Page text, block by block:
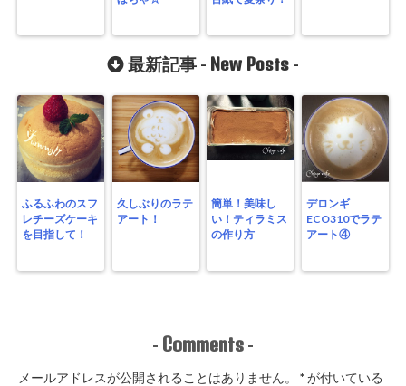
最新記事 - New Posts -
ふるふわのスフ
レチーズケーキ
を目指して！
久しぶりのラテ
アート！
簡単！美味し
い！ティラミス
の作り方
デロンギ
ECO310でラテ
アート④
- Comments -
メールアドレスが公開されることはありません。 *が付いている